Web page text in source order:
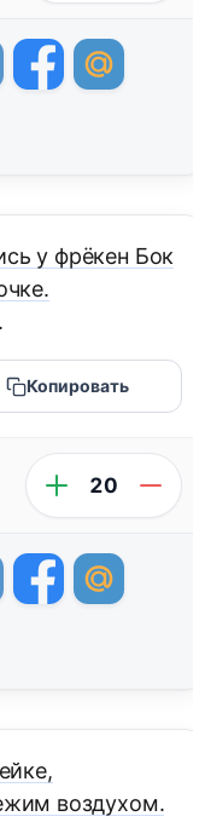
у фрёкен Бок
Копировать
20
воздухом.